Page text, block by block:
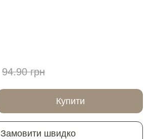
94.90 грн
Купити
Замовити швидко